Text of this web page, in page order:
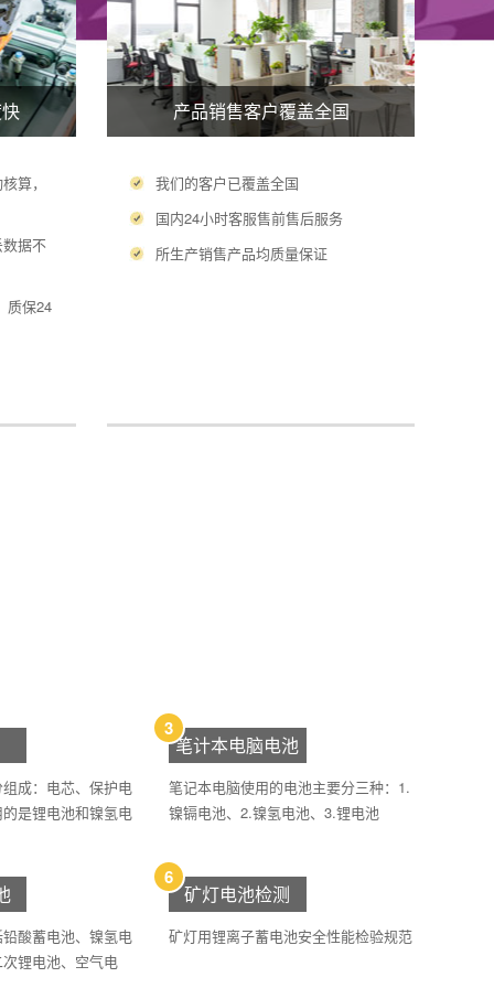
算，
据不
质保24
产品销售客户覆盖全国
我们的客户已覆盖全国
国内24小时客服售前售后服务
所生产销售产品均质量保证
成：电芯、保护电
是锂电池和镍氢电
笔计本电脑电池
3
笔记本电脑使用的电池主要分三种：1.
镍镉电池、2.镍氢电池、3.锂电池
酸蓄电池、镍氢电
锂电池、空气电
矿灯电池检测
6
矿灯用锂离子蓄电池安全性能检验规范